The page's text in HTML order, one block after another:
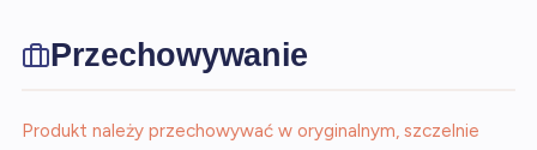
Przechowywanie
Produkt należy przechowywać w oryginalnym, szczelnie